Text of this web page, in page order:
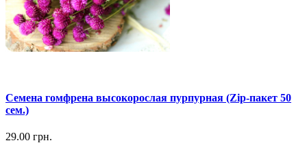
Семена гомфрена высокорослая пурпурная (Zip-пакет 50
сем.)
29.00 грн.